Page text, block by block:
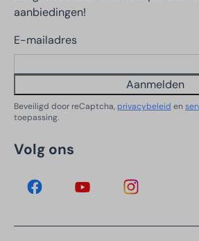
aanbiedingen!
E-mailadres
Aanmelden
Beveiligd door reCaptcha, privacybeleid en
toepassing.
Volg ons